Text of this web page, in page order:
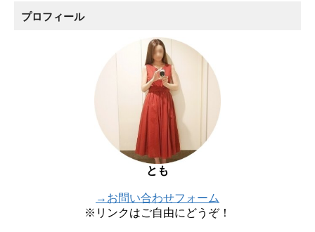
プロフィール
とも
→お問い合わせフォーム
※リンクはご自由にどうぞ！